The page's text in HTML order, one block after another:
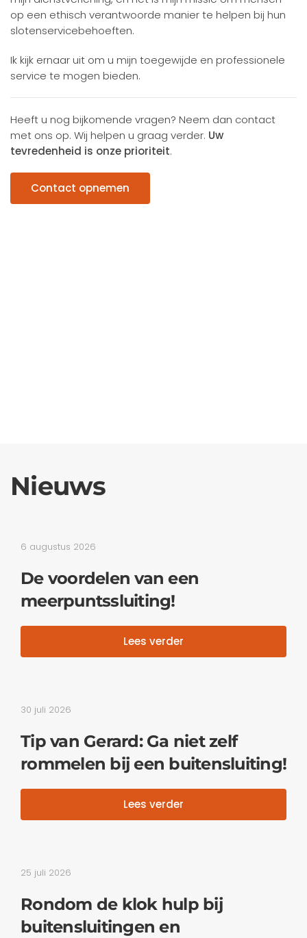
op een ethisch verantwoorde manier te helpen bij hun
slotenservicebehoeften.
Ik kijk ernaar uit om u mijn toegewijde en professionele
service te mogen bieden.
Heeft u nog bijkomende vragen? Neem dan contact
met ons op. Wij helpen u graag verder. Uw
tevredenheid is onze prioriteit.
Contact opnemen
Nieuws
6 augustus 2026
De voordelen van een
meerpuntssluiting!
Lees verder
30 juli 2026
Tip van Gerard: Ga niet zelf
rommelen bij een buitensluiting!
Lees verder
25 juli 2026
Rondom de klok hulp bij
buitensluitingen en